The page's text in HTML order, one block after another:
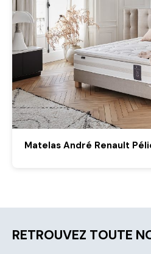
Matelas André Renault
RETROUVEZ TOUTE